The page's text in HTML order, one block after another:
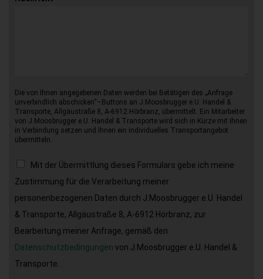
Die von Ihnen angegebenen Daten werden bei Betätigen des „Anfrage
unverbindlich abschicken“–Buttons an J.Moosbrugger e.U. Handel &
Transporte, Allgäustraße 8, A-6912 Hörbranz, übermittelt. Ein Mitarbeiter
von J.Moosbrugger e.U. Handel & Transporte wird sich in Kürze mit Ihnen
in Verbindung setzen und Ihnen ein individuelles Transportangebot
übermitteln.
Mit der Übermittlung dieses Formulars gebe ich meine
Zustimmung für die Verarbeitung meiner
personenbezogenen Daten durch J.Moosbrugger e.U. Handel
& Transporte, Allgäustraße 8, A-6912 Hörbranz, zur
Bearbeitung meiner Anfrage, gemäß den
Datenschutzbedingungen von J.Moosbrugger e.U. Handel &
Transporte.